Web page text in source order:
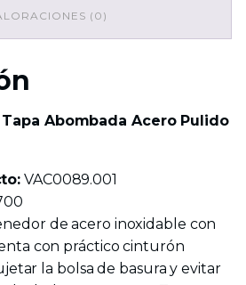
(0)
Abombada Acero Pulido
VAC0089.001
de acero inoxidable con
con práctico cinturón
la bolsa de basura y evitar